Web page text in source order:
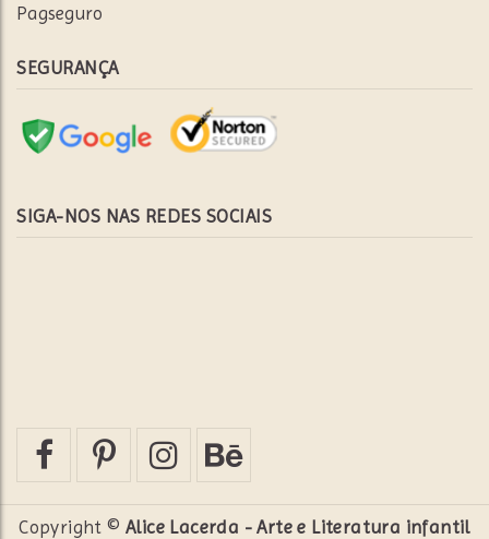
Pagseguro
SEGURANÇA
SIGA-NOS NAS REDES SOCIAIS
Copyright © Alice Lacerda - Arte e Literatura infantil